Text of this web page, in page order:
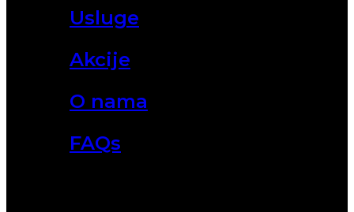
Usluge
Akcije
O nama
FAQs